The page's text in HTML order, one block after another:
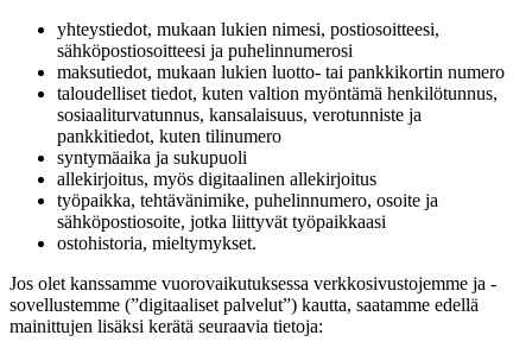
yhteystiedot, mukaan lukien nimesi, postiosoitteesi,
sähköpostiosoitteesi ja puhelinnumerosi
maksutiedot, mukaan lukien luotto- tai pankkikortin numero
taloudelliset tiedot, kuten valtion myöntämä henkilötunnus,
sosiaaliturvatunnus, kansalaisuus, verotunniste ja
pankkitiedot, kuten tilinumero
syntymäaika ja sukupuoli
allekirjoitus, myös digitaalinen allekirjoitus
työpaikka, tehtävänimike, puhelinnumero, osoite ja
sähköpostiosoite, jotka liittyvät työpaikkaasi
ostohistoria, mieltymykset.
Jos olet kanssamme vuorovaikutuksessa verkkosivustojemme ja -
sovellustemme (”digitaaliset palvelut”) kautta, saatamme edellä
mainittujen lisäksi kerätä seuraavia tietoja: